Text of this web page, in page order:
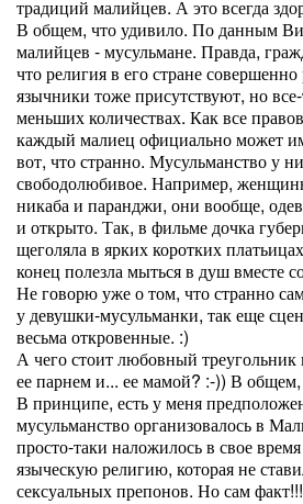
традиций малийцев. А это всегда
В общем, что удивило. По данным
малийцев - мусульмане. Правда,
что религия в его стране
язычники тоже присутствуют, но
меньших количествах. Как все
каждый малиец официально может
вот, что странно. Мусульманство у
свободолюбивое. Например,
никаба и паранджи, они вообще,
и открыто. Так, в фильме дочка
щеголяла в ярких коротких
конец полезла мыться в душ вместе
Не говорю уже о том, что странно
у девушки-мусульманки, так еще
весьма откровенные. :)
А чего стоит любовный
ее парнем и... ее мамой? :-)) В общем,
В принципе, есть у меня
мусульманство организовалось в
просто-таки наложилось в свое
языческую религию, которая не
сексуальных препонов. Но сам факт!!!